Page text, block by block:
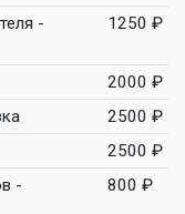
-
1250 ₽
2000 ₽
2500 ₽
2500 ₽
-
800 ₽